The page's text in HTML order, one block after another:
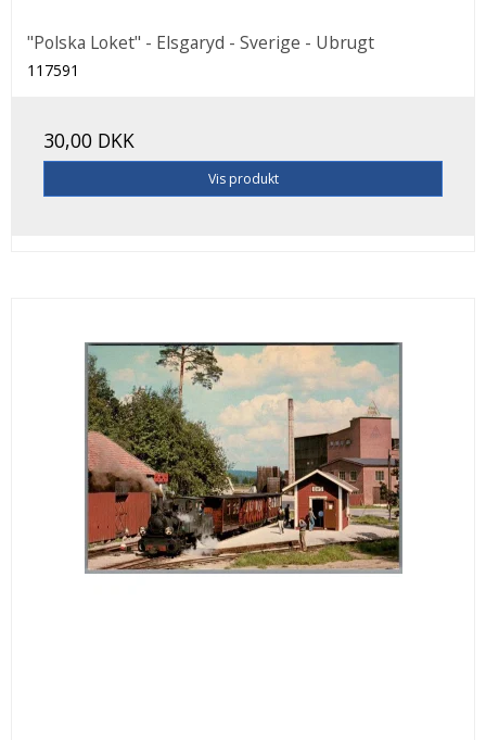
"Polska Loket" - Elsgaryd - Sverige - Ubrugt
117591
30,00 DKK
Vis produkt